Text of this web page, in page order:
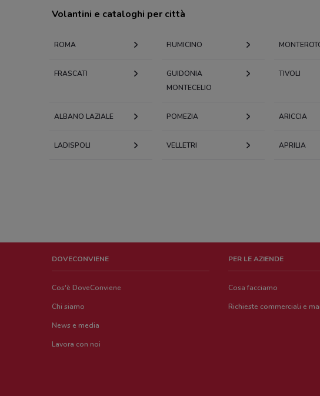
Volantini e cataloghi per città
ROMA FIUMICINO
FRASCATI
GUIDONIA
MONTECELIO
TIVOLI
ALBANO LAZIALE POMEZIA ARICCIA
LADISPOLI VELLETRI APRILIA
DOVECONVIENE
Cos'è DoveConviene
Chi siamo
News e media
Lavora con noi
PER LE AZIENDE
Cosa facciamo
Richieste commerciali e